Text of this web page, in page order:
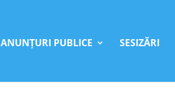
ANUNȚURI PUBLICE SESIZĂRI